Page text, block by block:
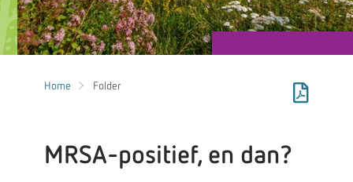
Home Folder
MRSA-positief, en dan?